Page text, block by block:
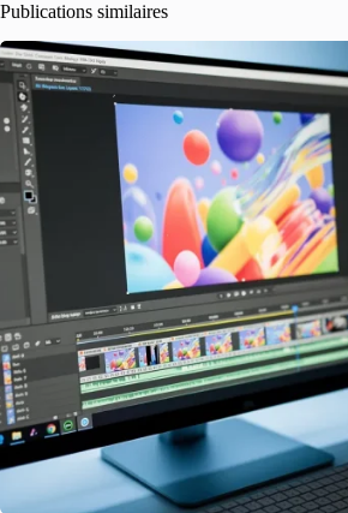
Publications similaires